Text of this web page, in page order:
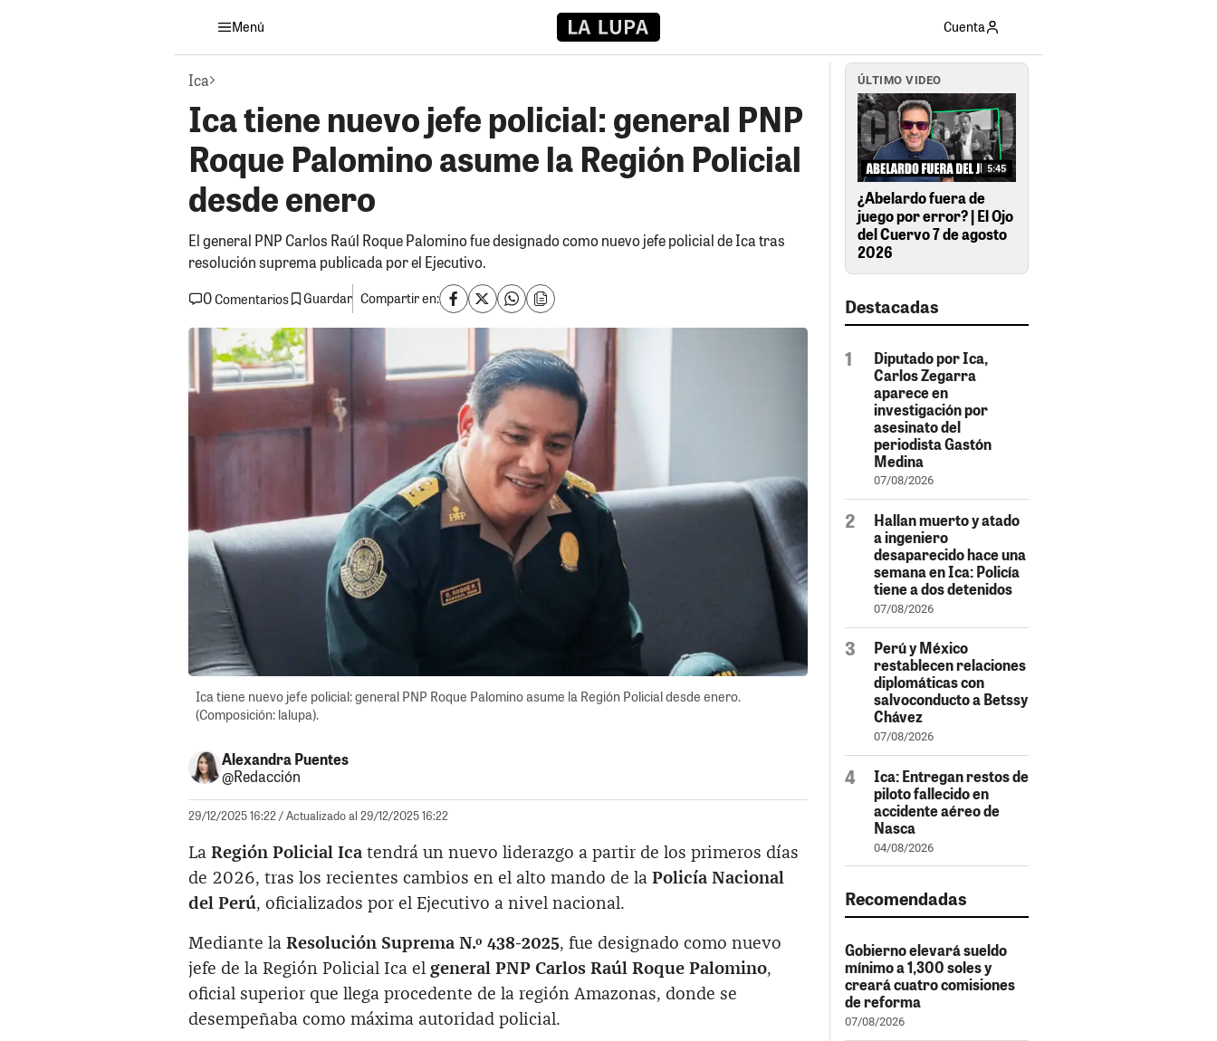
Menú Cuenta
Ica
Ica tiene nuevo jefe policial: general PNP
Roque Palomino asume la Región Policial
desde enero
El general PNP Carlos Raúl Roque Palomino fue designado como nuevo jefe policial de Ica tras
resolución suprema publicada por el Ejecutivo.
0Comentarios Guardar Compartir en:
Ica tiene nuevo jefe policial: general PNP Roque Palomino asume la Región Policial desde enero.
(Composición: lalupa).
Alexandra Puentes
@Redacción
29/12/2025 16:22/ Actualizado al 29/12/2025 16:22
La Región Policial Ica tendrá un nuevo liderazgo a partir de los primeros días
de 2026, tras los recientes cambios en el alto mando de la Policía Nacional
del Perú, oficializados por el Ejecutivo a nivel nacional.
Mediante la Resolución Suprema N.º 438-2025, fue designado como nuevo
jefe de la Región Policial Ica el general PNP Carlos Raúl Roque Palomino,
oficial superior que llega procedente de la región Amazonas, donde se
desempeñaba como máxima autoridad policial.
ÚLTIMO VIDEO
5:45
¿Abelardo fuera de
juego por error? | El Ojo
del Cuervo 7 de agosto
2026
Destacadas
Diputado por Ica,
Carlos Zegarra
aparece en
investigación por
asesinato del
periodista Gastón
Medina
07/08/2026
Hallan muerto y atado
a ingeniero
desaparecido hace una
semana en Ica: Policía
tiene a dos detenidos
07/08/2026
Perú y México
restablecen relaciones
diplomáticas con
salvoconducto a Betssy
Chávez
07/08/2026
Ica: Entregan restos de
piloto fallecido en
accidente aéreo de
Nasca
04/08/2026
Recomendadas
Gobierno elevará sueldo
mínimo a 1,300 soles y
creará cuatro comisiones
de reforma
07/08/2026